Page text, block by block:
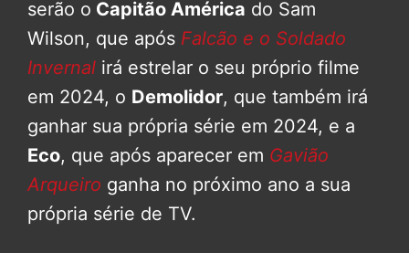
serão o Capitão América do Sam
Wilson, que após Falcão e o Soldado
Invernal irá estrelar o seu próprio filme
em 2024, o Demolidor, que também irá
ganhar sua própria série em 2024, e a
Eco, que após aparecer em Gavião
Arqueiro ganha no próximo ano a sua
própria série de TV.